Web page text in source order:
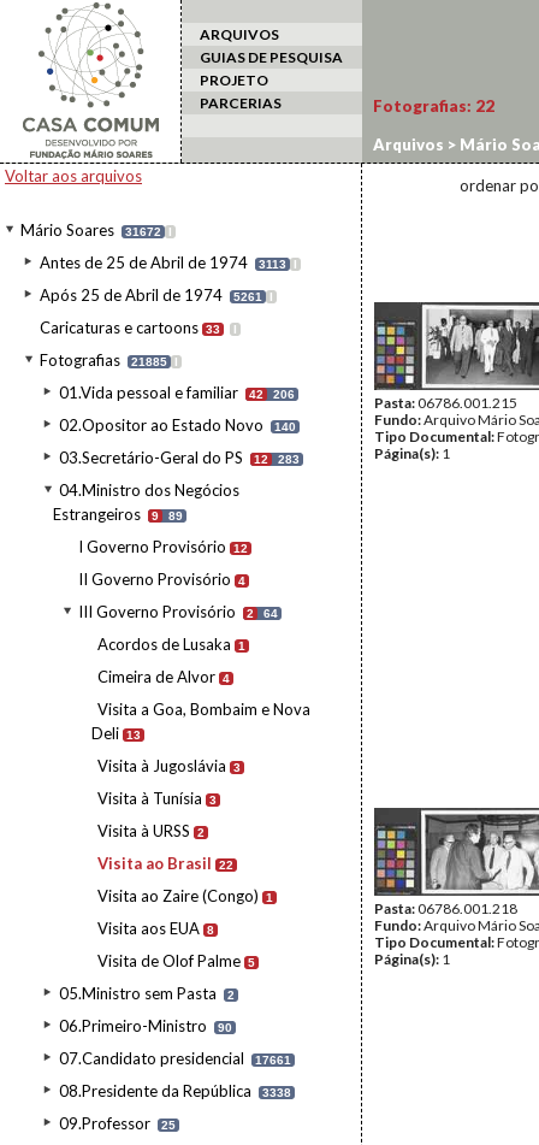
ARQUIVOS
GUIAS DE PESQUISA
PROJETO
PARCERIAS
Voltar aos arquivos
Mário Soares 31672 I
Antes de 25 de Abril de 1974 3113 I
Após 25 de Abril de 1974 5261 I
Caricaturas e cartoons 33 I
Fotografias 21885 I
01.Vida pessoal e familiar 42 206
02.Opositor ao Estado Novo 140
03.Secretário-Geral do PS 12 283
04.Ministro dos Negócios
Estrangeiros
9 89
I Governo Provisório 12
II Governo Provisório 4
III Governo Provisório 2 64
Acordos de Lusaka 1
Cimeira de Alvor 4
Visita a Goa, Bombaim e Nova
Deli 13
Visita à Jugoslávia 3
Visita à Tunísia 3
Visita à URSS 2
Visita ao Brasil 22
Visita ao Zaire (Congo) 1
Visita aos EUA 8
Visita de Olof Palme 5
05.Ministro sem Pasta 2
06.Primeiro-Ministro 90
07.Candidato presidencial 17661
08.Presidente da República 3338
09.Professor 25
Fotografias: 22
Arquivos > Mário
Visita ao Brasil
ordenar
Pasta:06786.001.215
Fundo:Arquivo Mário
Tipo Documental:
Página(s): 1
Pasta:06786.001.218
Fundo:Arquivo Mário
Tipo Documental:
Página(s): 1